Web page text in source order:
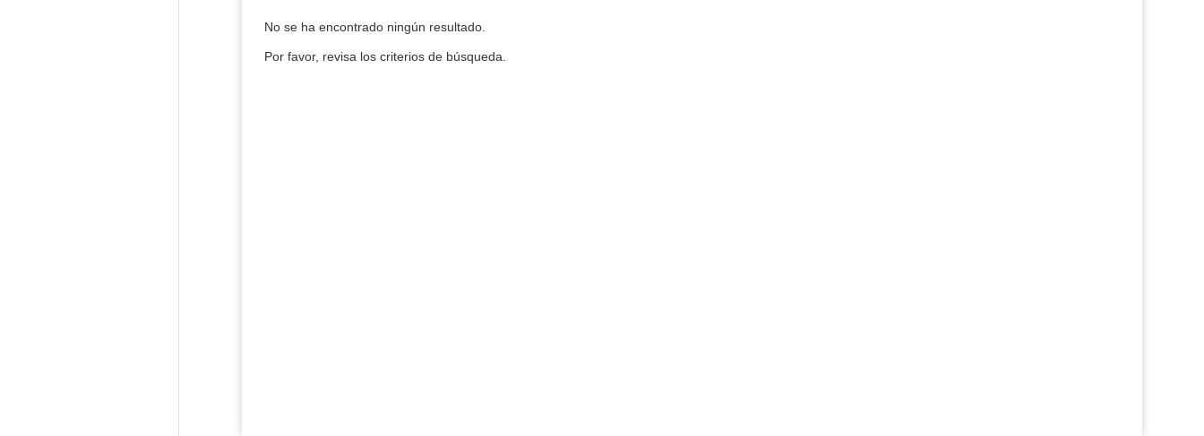
No se ha encontrado ningún resultado.
Por favor, revisa los criterios de búsqueda.